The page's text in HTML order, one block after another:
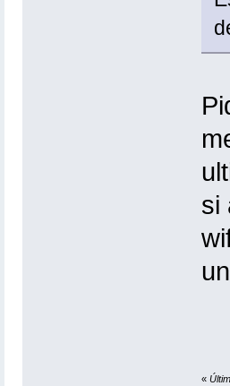
si
«